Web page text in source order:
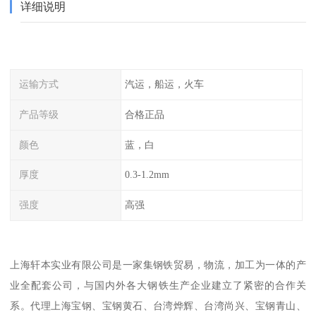
详细说明
运输方式 汽运，船运，火车
产品等级 合格正品
颜色 蓝，白
厚度 0.3-1.2mm
强度 高强
上海轩本实业有限公司是一家集钢铁贸易，物流，加工为一体的产
业全配套公司，与国内外各大钢铁生产企业建立了紧密的合作关
系。代理上海宝钢、宝钢黄石、台湾烨辉、台湾尚兴、宝钢青山、